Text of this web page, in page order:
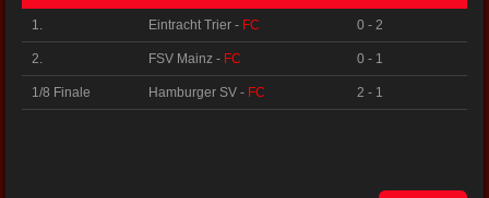
1. Eintracht Trier - FC 0 - 2
2. FSV Mainz - FC 0 - 1
1/8 Finale Hamburger SV - FC 2 - 1